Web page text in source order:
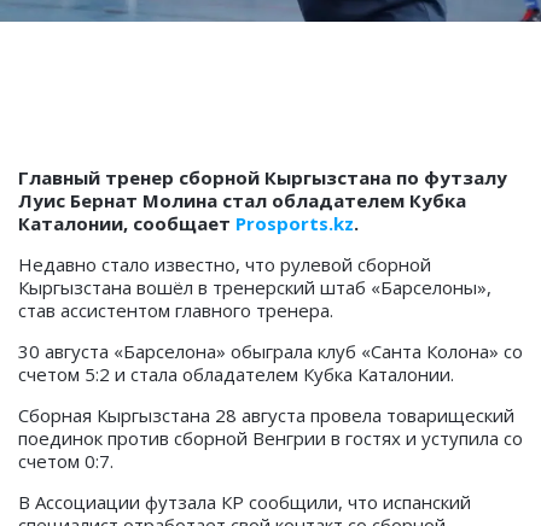
Главный тренер сборной Кыргызстана по футзалу
Луис Бернат Молина стал обладателем Кубка
Каталонии, сообщает Prosports.kz.
Недавно стало известно, что рулевой сборной
Кыргызстана вошёл в тренерский штаб «Барселоны»,
став ассистентом главного тренера.
30 августа «Барселона» обыграла клуб «Санта Колона» со
счетом 5:2 и стала обладателем Кубка Каталонии.
Сборная Кыргызстана 28 августа провела товарищеский
поединок против сборной Венгрии в гостях и уступила со
счетом 0:7.
В Ассоциации футзала КР сообщили, что испанский